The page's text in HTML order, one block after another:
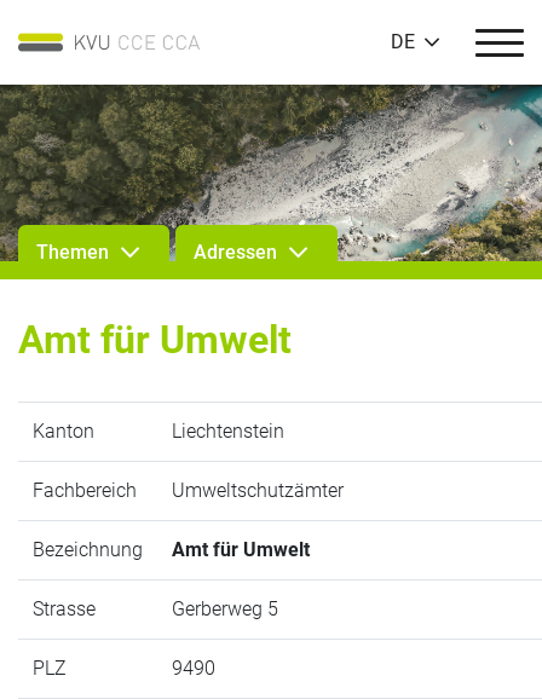
DE
Themen Adressen
Amt für Umwelt
Kanton Liechtenstein
Fachbereich Umweltschutzämter
Bezeichnung Amt für Umwelt
Strasse Gerberweg 5
PLZ 9490